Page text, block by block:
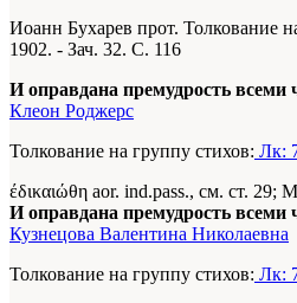
Иоанн Бухарев прот. Толкование
1902. - Зач. 32. С. 116
И оправдана премудрость всеми
Клеон Роджерс
Толкование на группу стихов: Лк:
έδικαιώθη aor. ind.pass., см. ст. 29;
И оправдана премудрость всеми
Кузнецова Валентина Николаевна
Толкование на группу стихов: Лк: